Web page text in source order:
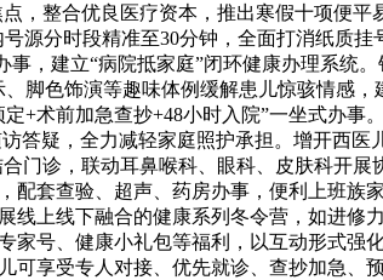
，整合优良医疗资本，推出寒假十项便平
源分时段精准至30分钟，全面打消纸质
，建立“病院抵家庭”闭环健康办理系统
脚色饰演等趣味体例缓解患儿惊骇情感
+术前加急查抄+48小时入院”一坐式办事
答疑，全力减轻家庭照护承担。增开西医
门诊，联动耳鼻喉科、眼科、皮肤科开展
套查验、超声、药房办事，便利上班族
上线下融合的健康系列冬令营，如进修
号、健康小礼包等福利，以互动形式强
享受专人对接、优先就诊、查抄加急、